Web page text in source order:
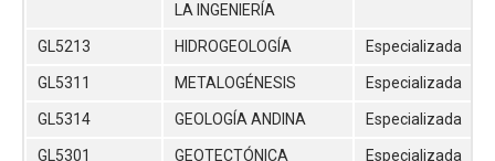
LA INGENIERÍA
GL5213 HIDROGEOLOGÍA Especializada
GL5311 METALOGÉNESIS Especializada
GL5314 GEOLOGÍA ANDINA Especializada
GL5301 GEOTECTÓNICA Especializada